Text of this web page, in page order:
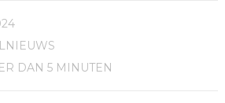
DAN 5 MINUTEN